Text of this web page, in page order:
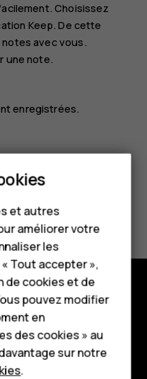
Choisissez
Keep. De cette
avec vous.
une note.
enregistrées.
et autres
améliorer votre
les
Tout accepter »,
de cookies et de
pouvez modifier
en
des cookies » au
sur notre
.